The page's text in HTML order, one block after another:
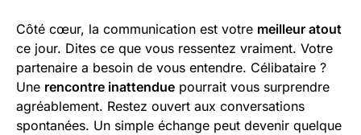
Côté cœur, la communication est votre meilleur atout
ce jour. Dites ce que vous ressentez vraiment. Votre
partenaire a besoin de vous entendre. Célibataire ?
Une rencontre inattendue pourrait vous surprendre
agréablement. Restez ouvert aux conversations
spontanées. Un simple échange peut devenir quelque